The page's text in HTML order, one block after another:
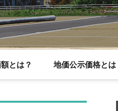
とは？ 地価公示価格とは